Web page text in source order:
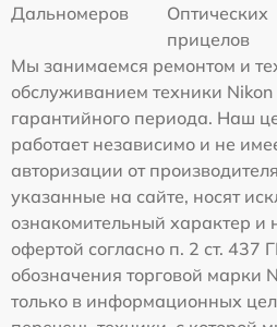
Дальномеров
Оптических
прицелов
Мы занимаемся ремонтом и
обслуживанием техники Nikon
гарантийного периода. Наш
работает независимо и не
авторизации от
указанные на сайте, носят
ознакомительный характер и
офертой согласно п. 2 ст. 437
обозначения торговой марки
только в информационных